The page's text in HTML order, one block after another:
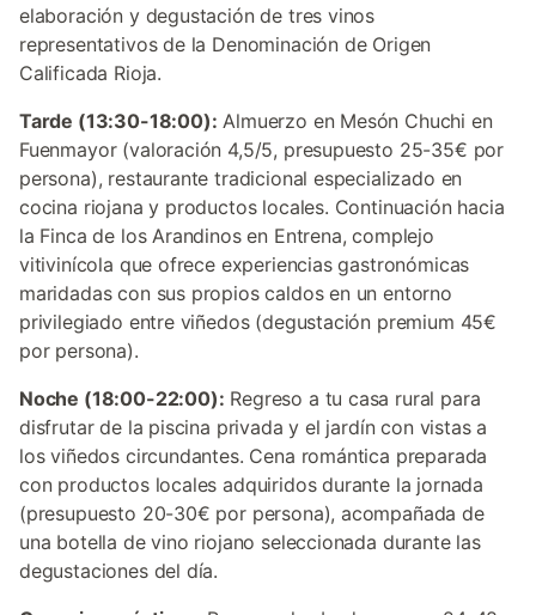
elaboración y degustación de tres vinos
representativos de la Denominación de Origen
Calificada Rioja.
Tarde (13:30-18:00): Almuerzo en Mesón Chuchi en
Fuenmayor (valoración 4,5/5, presupuesto 25-35€ por
persona), restaurante tradicional especializado en
cocina riojana y productos locales. Continuación hacia
la Finca de los Arandinos en Entrena, complejo
vitivinícola que ofrece experiencias gastronómicas
maridadas con sus propios caldos en un entorno
privilegiado entre viñedos (degustación premium 45€
por persona).
Noche (18:00-22:00): Regreso a tu casa rural para
disfrutar de la piscina privada y el jardín con vistas a
los viñedos circundantes. Cena romántica preparada
con productos locales adquiridos durante la jornada
(presupuesto 20-30€ por persona), acompañada de
una botella de vino riojano seleccionada durante las
degustaciones del día.